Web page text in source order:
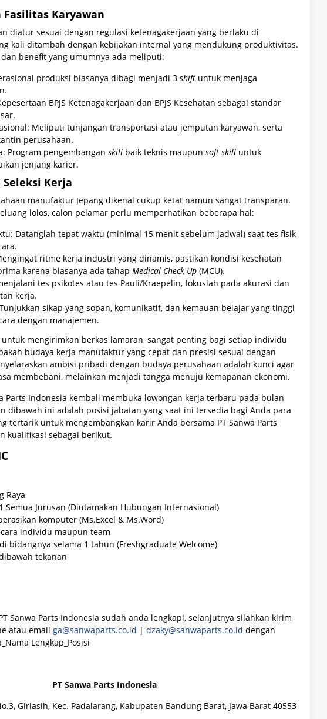
Karyawan
diatur sesuai dengan regulasi ketenagakerjaan yang berlaku di
kali ditambah dengan kebijakan internal yang mendukung produktivitas.
benefit yang umumnya ada meliputi:
produksi biasanya dibagi menjadi 3 shift untuk menjaga
BPJS Ketenagakerjaan dan BPJS Kesehatan sebagai standar
Meliputi tunjangan transportasi atau jemputan karyawan, serta
perusahaan.
Program pengembangan skill baik teknis maupun soft skill untuk
jenjang karier.
Kerja
manufaktur Jepang dikenal cukup ketat namun sangat transparan.
lolos, calon pelamar perlu memperhatikan beberapa hal:
Datanglah tepat waktu (minimal 15 menit sebelum jadwal) saat tes fisik
ritme kerja industri yang dinamis, pastikan kondisi kesehatan
karena biasanya ada tahap Medical Check-Up (MCU).
tes psikotes atau tes Pauli/Kraepelin, fokuslah pada akurasi dan
kerja.
sikap yang sopan, komunikatif, dan kemauan belajar yang tinggi
dengan manajemen.
mengirimkan berkas lamaran, sangat penting bagi setiap individu
budaya kerja manufaktur yang cepat dan presisi sesuai dengan
ambisi pribadi dengan budaya perusahaan adalah kunci agar
membebani, melainkan menjadi tangga menuju kemapanan ekonomi.
Parts Indonesia kembali membuka lowongan kerja terbaru pada bulan
dibawah ini adalah posisi jabatan yang saat ini tersedia bagi Anda para
tertarik untuk mengembangkan karir Anda bersama PT Sanwa Parts
kualifikasi sebagai berikut.
Raya
Semua Jurusan (Diutamakan Hubungan Internasional)
komputer (Ms.Excel & Ms.Word)
individu maupun team
bidangnya selama 1 tahun (Freshgraduate Welcome)
tekanan
Sanwa Parts Indonesia sudah anda lengkapi, selanjutnya silahkan kirim
atau email ga@sanwaparts.co.id | dzaky@sanwaparts.co.id dengan
Lengkap_Posisi
PT Sanwa Parts Indonesia
Giriasih, Kec. Padalarang, Kabupaten Bandung Barat, Jawa Barat 40553